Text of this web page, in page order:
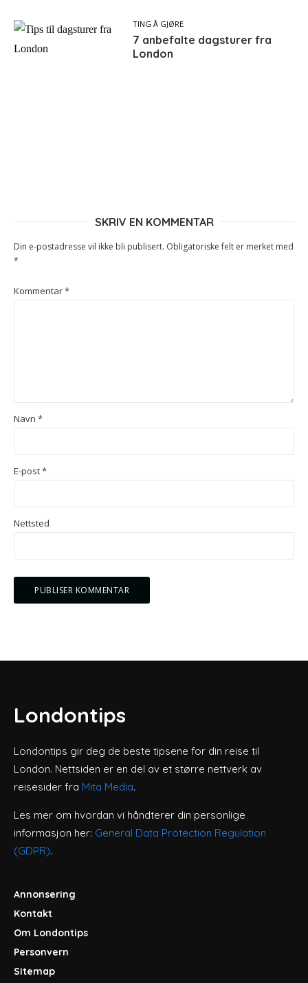
TING Å GJØRE
7 anbefalte dagsturer fra
London
SKRIV EN KOMMENTAR
Din e-postadresse vil ikke bli publisert. Obligatoriske felt er merket med
*
Kommentar*
Navn *
E-post*
Nettsted
Londontips
Londontips gir deg de beste tipsene for din reise til
London. Nettsiden er en del av et større nettverk av
reisesider fra Mita Media.
Les mer om hvordan vi håndterer din personlige
informasjon her: General Data Protection Regulation
(GDPR).
Annonsering
Kontakt
Om Londontips
Personvern
Sitemap